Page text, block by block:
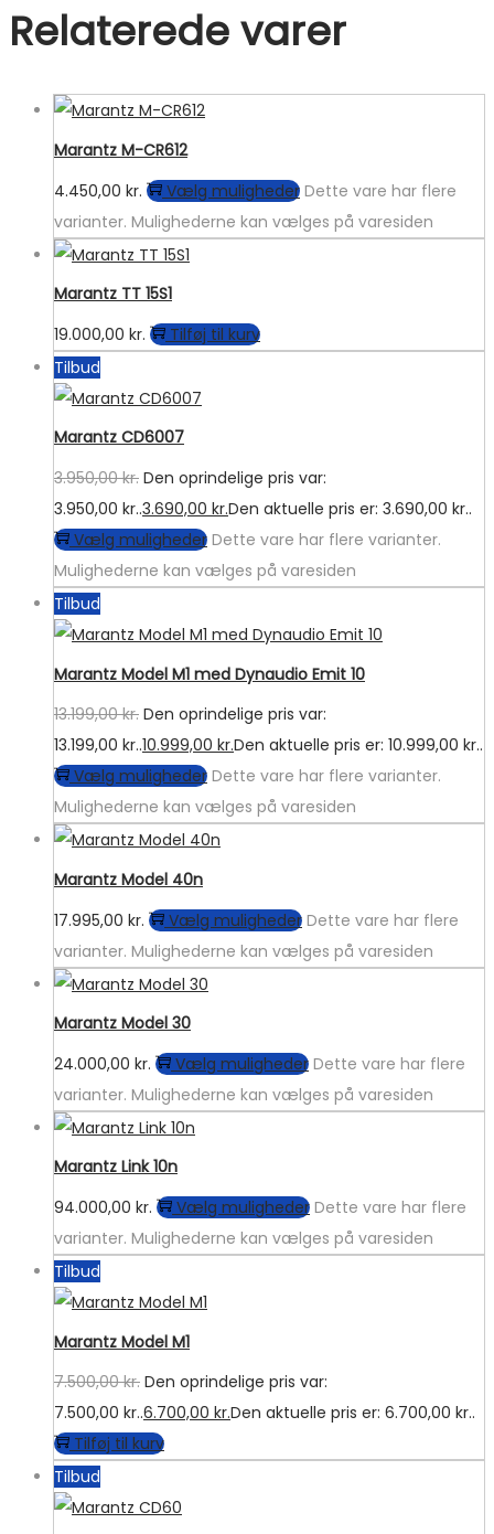
Relaterede varer
Marantz M-CR612
4.450,00 kr. Vælg muligheder Dette vare har flere
varianter. Mulighederne kan vælges på varesiden
Marantz TT 15S1
19.000,00 kr.
Tilføj til kurv
Tilbud
Marantz CD6007
3.950,00kr. Den oprindelige pris var:
3.950,00 kr..3.690,00 kr.Den aktuelle pris er: 3.690,00 kr..
Vælg muligheder Dette vare har flere varianter.
Mulighederne kan vælges på varesiden
Tilbud
Marantz Model M1 med Dynaudio Emit 10
13.199,00kr. Den oprindelige pris var:
13.199,00 kr..10.999,00 kr.Den aktuelle pris er: 10.999,00 kr..
Vælg muligheder Dette vare har flere varianter.
Mulighederne kan vælges på varesiden
Marantz Model 40n
17.995,00 kr. Vælg muligheder Dette vare har flere
varianter. Mulighederne kan vælges på varesiden
Marantz Model 30
24.000,00 kr. Vælg muligheder Dette vare har flere
varianter. Mulighederne kan vælges på varesiden
Marantz Link 10n
94.000,00 kr. Vælg muligheder Dette vare har flere
varianter. Mulighederne kan vælges på varesiden
Tilbud
Marantz Model M1
7.500,00kr. Den oprindelige pris var:
7.500,00 kr..6.700,00 kr.Den aktuelle pris er: 6.700,00 kr..
Tilføj til kurv
Tilbud